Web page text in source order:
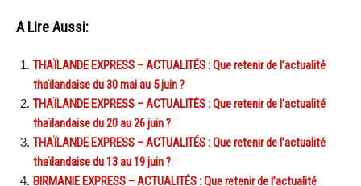
A Lire Aussi:
THAÏLANDE EXPRESS – ACTUALITÉS : Que retenir de l’actualité
thaïlandaise du 30 mai au 5 juin ?
THAÏLANDE EXPRESS – ACTUALITÉS : Que retenir de l’actualité
thaïlandaise du 20 au 26 juin ?
THAÏLANDE EXPRESS – ACTUALITÉS : Que retenir de l’actualité
thaïlandaise du 13 au 19 juin ?
BIRMANIE EXPRESS – ACTUALITÉS : Que retenir de l’actualité